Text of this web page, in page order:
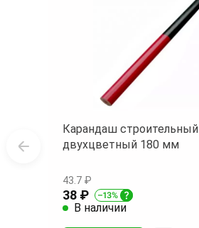
Карандаш строительный
двухцветный 180 мм
43.7 ₽
38 ₽
В наличии